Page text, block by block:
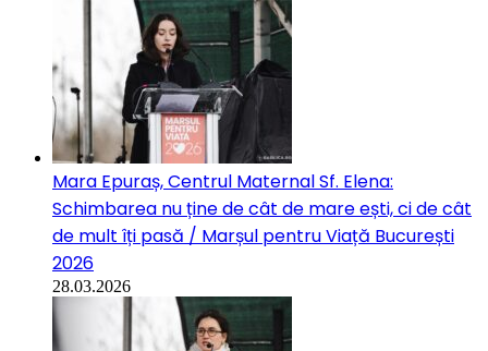
Mara Epuraș, Centrul Maternal Sf. Elena:
Schimbarea nu ține de cât de mare ești, ci de cât
de mult îți pasă / Marșul pentru Viață București
2026
28.03.2026